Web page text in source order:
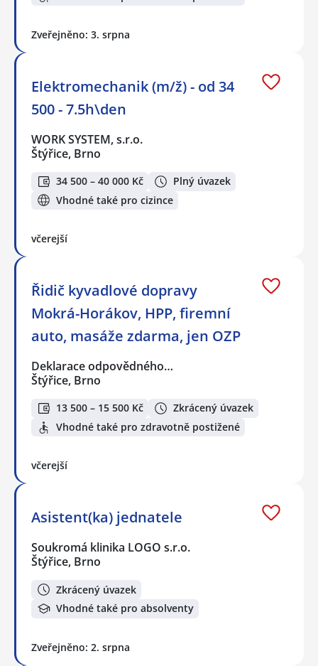
Zveřejněno: 3. srpna
Elektromechanik (m/ž) - od 34
500 - 7.5h\den
WORK SYSTEM, s.r.o.
Štýřice, Brno
34 500 – 40 000 Kč
Plný úvazek
Vhodné také pro cizince
včerejší
Řidič kyvadlové dopravy
Mokrá-Horákov, HPP, firemní
auto, masáže zdarma, jen OZP
Deklarace odpovědného…
Štýřice, Brno
13 500 – 15 500 Kč
Zkrácený úvazek
Vhodné také pro zdravotně postižené
včerejší
Asistent(ka) jednatele
Soukromá klinika LOGO s.r.o.
Štýřice, Brno
Zkrácený úvazek
Vhodné také pro absolventy
Zveřejněno: 2. srpna